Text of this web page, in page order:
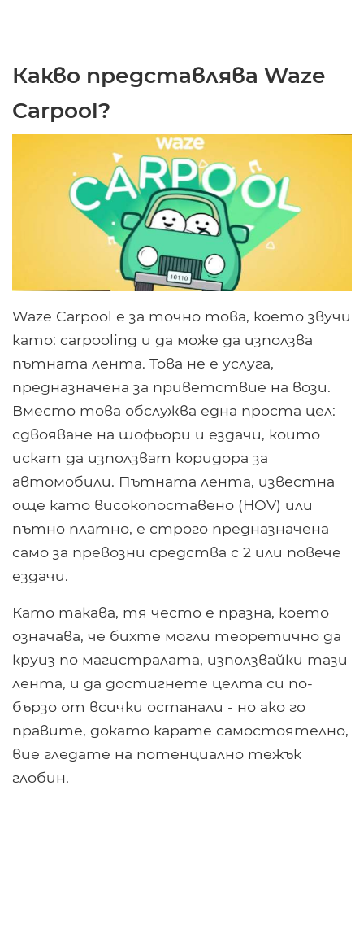
Какво представлява Waze
Carpool?
Waze Carpool е за точно това, което звучи
като: carpooling и да може да използва
пътната лента. Това не е услуга,
предназначена за приветствие на вози.
Вместо това обслужва една проста цел:
сдвояване на шофьори и ездачи, които
искат да използват коридора за
автомобили. Пътната лента, известна
още като високопоставено (HOV) или
пътно платно, е строго предназначена
само за превозни средства с 2 или повече
ездачи.
Като такава, тя често е празна, което
означава, че бихте могли теоретично да
круиз по магистралата, използвайки тази
лента, и да достигнете целта си по-
бързо от всички останали - но ако го
правите, докато карате самостоятелно,
вие гледате на потенциално тежък
глобин.